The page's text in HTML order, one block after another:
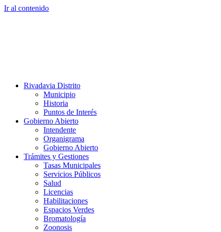
Ir al contenido
Rivadavia Distrito
Municipio
Historia
Puntos de Interés
Gobierno Abierto
Intendente
Organigrama
Gobierno Abierto
Trámites y Gestiones
Tasas Municipales
Servicios Públicos
Salud
Licencias
Habilitaciones
Espacios Verdes
Bromatología
Zoonosis